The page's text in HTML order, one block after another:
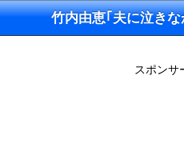
竹内由恵｢夫に泣き
スポンサ